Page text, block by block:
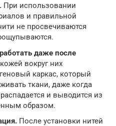
При использовании
и правильной
не просвечиваются
даже после
вокруг них
каркас, который
ткани, даже когда
и выводится из
образом.
После установки нитей